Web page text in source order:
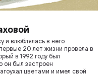
и влюблялась в него
20 лет жизни провела в
в 1992 году был
он был застроен
цветами и имел свой